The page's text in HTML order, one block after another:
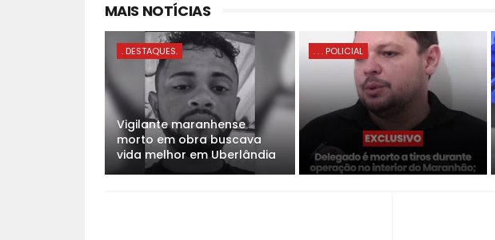
MAIS NOTÍCIAS
. DESTAQUES.
Vigilante maranhense
morto em obra buscava
vida melhor em Uberlândia
. . . POLICIAL